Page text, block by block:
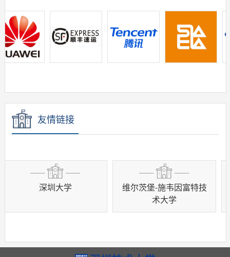
友情链接
深圳大学
维尔茨堡-施韦因富特技
术大学